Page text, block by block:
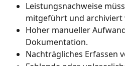
Leistungsnachweise
mitgeführt und archiviert
Hoher manueller
Dokumentation.
Nachträgliches Erfassen